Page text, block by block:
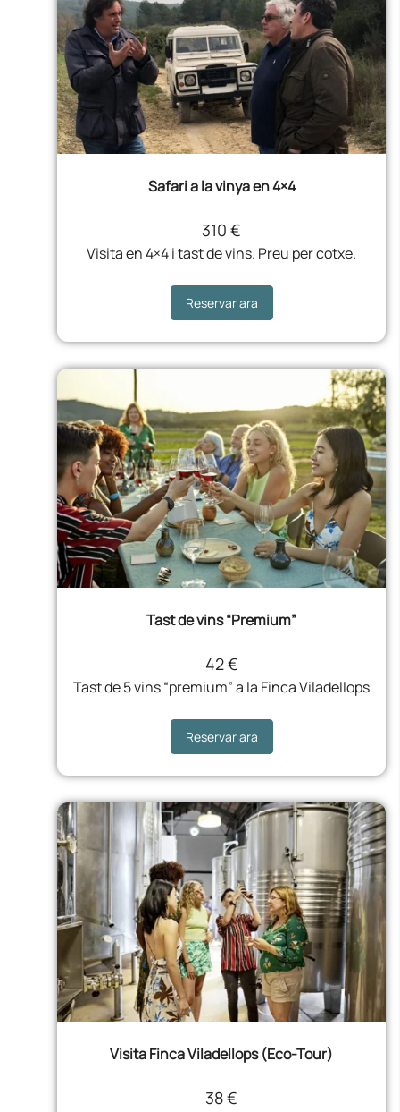
Safari a la vinya en 4×4
310 €
Visita en 4×4 i tast de vins. Preu per cotxe.
Reservar ara
Tast de vins “Premium”
42 €
Tast de 5 vins “premium” a la Finca Viladellops
Reservar ara
Visita Finca Viladellops (Eco-Tour)
38 €